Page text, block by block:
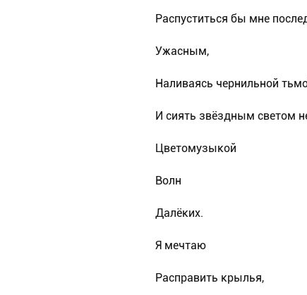
Распуститься бы мне
Ужасным,
Наливаясь чернильной
И сиять звёздным светом
Цветомузыкой
Волн
Далёких.
Я мечтаю
Расправить крылья,